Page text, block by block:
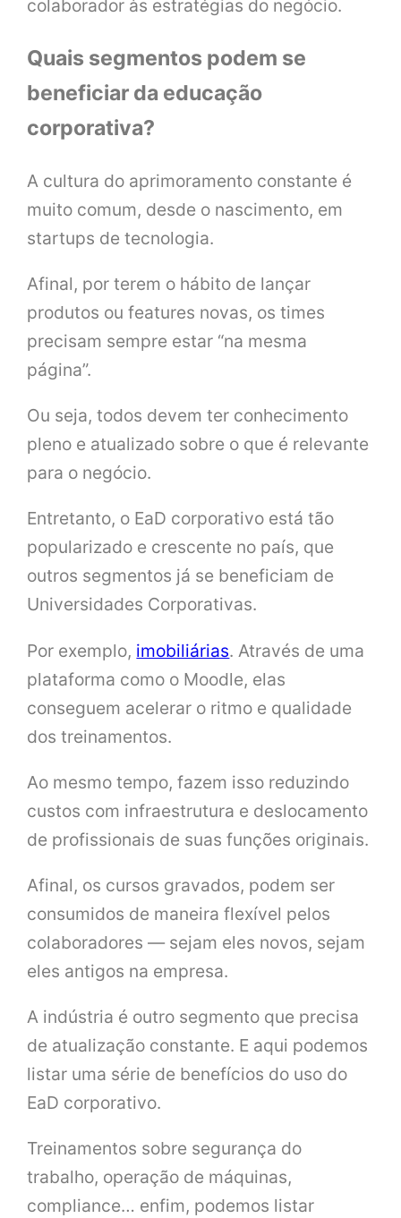
colaborador às estratégias do negócio.
Quais segmentos podem se
beneficiar da educação
corporativa?
A cultura do aprimoramento constante é
muito comum, desde o nascimento, em
startups de tecnologia.
Afinal, por terem o hábito de lançar
produtos ou features novas, os times
precisam sempre estar “na mesma
página”.
Ou seja, todos devem ter conhecimento
pleno e atualizado sobre o que é relevante
para o negócio.
Entretanto, o EaD corporativo está tão
popularizado e crescente no país, que
outros segmentos já se beneficiam de
Universidades Corporativas.
Por exemplo, imobiliárias. Através de uma
plataforma como o Moodle, elas
conseguem acelerar o ritmo e qualidade
dos treinamentos.
Ao mesmo tempo, fazem isso reduzindo
custos com infraestrutura e deslocamento
de profissionais de suas funções originais.
Afinal, os cursos gravados, podem ser
consumidos de maneira flexível pelos
colaboradores — sejam eles novos, sejam
eles antigos na empresa.
A indústria é outro segmento que precisa
de atualização constante. E aqui podemos
listar uma série de benefícios do uso do
EaD corporativo.
Treinamentos sobre segurança do
trabalho, operação de máquinas,
compliance… enfim, podemos listar